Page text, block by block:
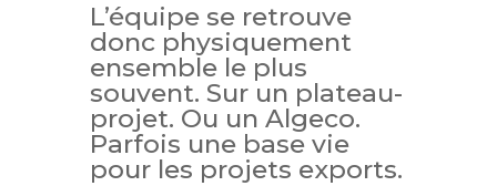
L’équipe se retrouve
donc physiquement
ensemble le plus
souvent. Sur un plateau-
projet. Ou un Algeco.
Parfois une base vie
pour les projets exports.